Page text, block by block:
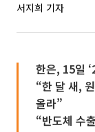
서지희 기자
한은, 15일
“한 달 새,
올라”
“반도체 수